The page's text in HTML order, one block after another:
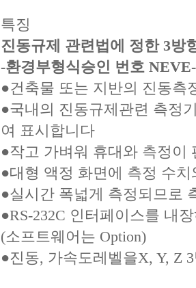
특징
진동규제 관련법에 정한 3방
-환경부형식승인 번호 NEVE-
●건축물 또는 지반의 진동측
●국내의 진동규제관련 측정
여 표시합니다
●작고 가벼워 휴대와 측정이
●대형 액정 화면에 측정 수
●실시간 폭넓게 측정되므로
●RS-232C 인터페이스를 내
(소프트웨어는 Option)
●진동, 가속도레벨을X, Y, Z